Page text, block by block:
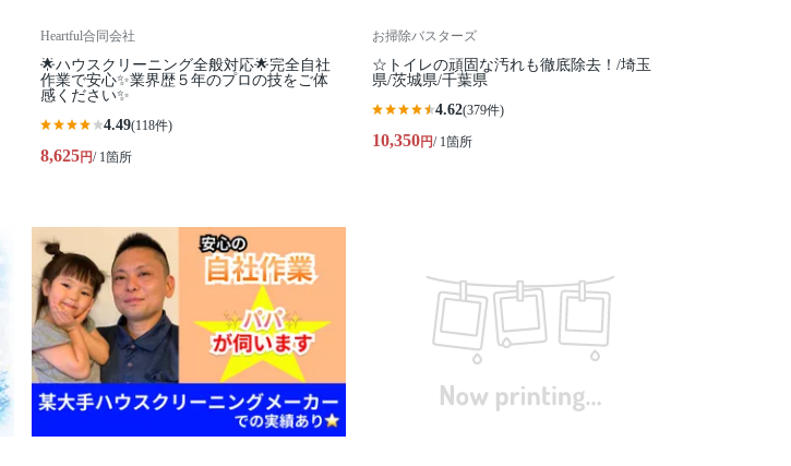
Heartful合同会社
🌟ハウスクリーニング全般対応🌟完全自社
作業で安心✨業界歴５年のプロの技をご体
感ください✨
4.49(118件)
8,625円/ 1箇所
お掃除バスターズ
☆トイレの頑固な汚れも徹底除去！/埼玉
県/茨城県/千葉県
4.62(379件)
10,350円/ 1箇所